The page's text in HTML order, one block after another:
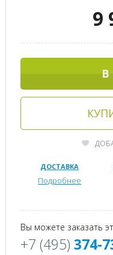
9
В
ДОСТАВКА
Подробнее
Вы можете заказать
+7 (495) 374-